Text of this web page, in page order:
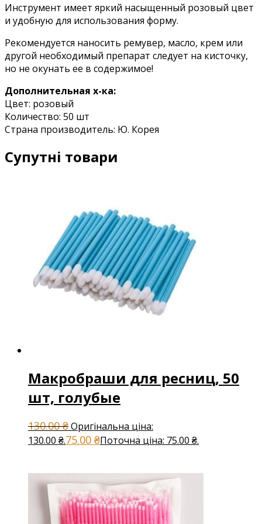
Инструмент имеет яркий насыщенный розовый цвет
и удобную для использования форму.
Рекомендуется наносить ремувер, масло, крем или
другой необходимый препарат следует на кисточку,
но не окунать ее в содержимое!
Дополнительная х-ка:
Цвет: розовый
Количество: 50 шт
Страна производитель: Ю. Корея
Супутні товари
Макробраши для ресниц, 50
шт, голубые
130.00₴Оригінальна ціна:
130.00 ₴.75.00 ₴Поточна ціна: 75.00 ₴.